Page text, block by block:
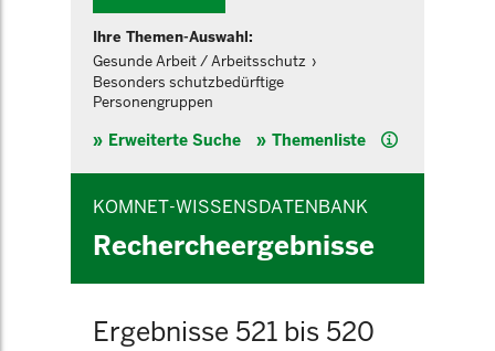
Ihre Themen-Auswahl:
Gesunde Arbeit / Arbeitsschutz
Besonders schutzbedürftige
Personengruppen
Erweiterte Suche Themenliste Hilfe
KOMNET-WISSENSDATENBANK
Rechercheergebnisse
Ergebnisse 521 bis 520